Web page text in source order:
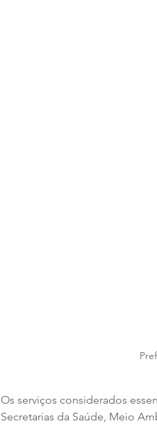
Os serviços considerados
Secretarias da Saúde, Meio